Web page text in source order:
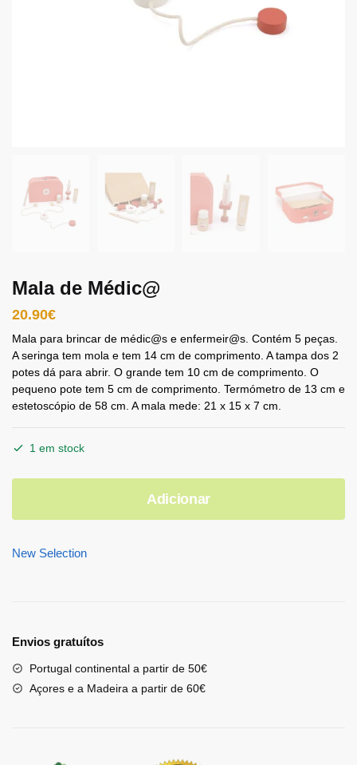
Mala de Médic@
20.90€
Mala para brincar de médic@s e enfermeir@s. Contém 5 peças.
A seringa tem mola e tem 14 cm de comprimento. A tampa dos 2
potes dá para abrir. O grande tem 10 cm de comprimento. O
pequeno pote tem 5 cm de comprimento. Termómetro de 13 cm e
estetoscópio de 58 cm. A mala mede: 21 x 15 x 7 cm.
1 em stock
Adicionar
New Selection
Envios gratuítos
Portugal continental a partir de 50€
Açores e a Madeira a partir de 60€